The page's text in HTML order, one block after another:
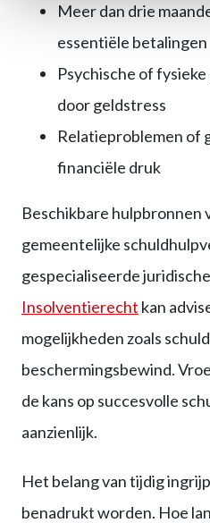
Meer dan drie
essentiële betalingen
Psychische of
door geldstress
Relatieproblemen of
financiële druk
Beschikbare hulpbronnen
gemeentelijke
gespecialiseerde
Insolventierecht kan
mogelijkheden zoals
beschermingsbewind.
de kans op succesvolle
aanzienlijk.
Het belang van tijdig
benadrukt worden. Hoe